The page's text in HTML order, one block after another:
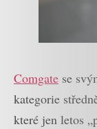
Comgate se
kategorie
které jen letos